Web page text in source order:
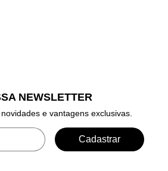
NEWSLETTER
e vantagens exclusivas.